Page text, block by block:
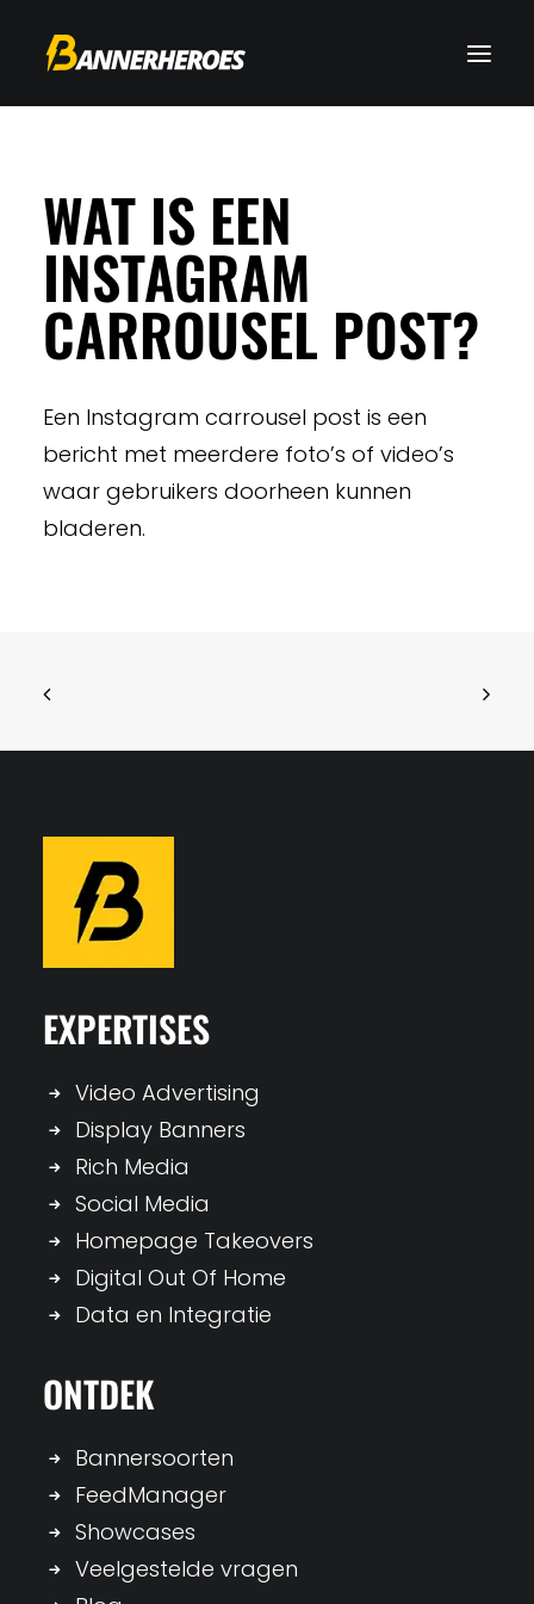
WAT IS EEN
INSTAGRAM
CARROUSEL POST?
Een Instagram carrousel post is een
bericht met meerdere foto’s of video’s
waar gebruikers doorheen kunnen
bladeren.
EXPERTISES
Video Advertising
Display Banners
Rich Media
Social Media
Homepage Takeovers
Digital Out Of Home
Data en Integratie
ONTDEK
Bannersoorten
FeedManager
Showcases
Veelgestelde vragen